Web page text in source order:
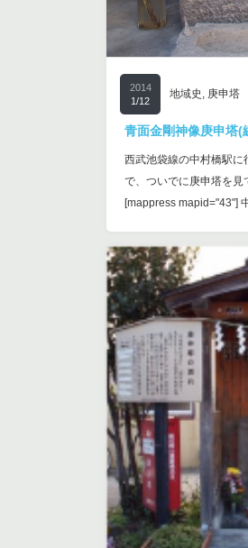
2014
1/12
地域史 , 庚申塔
青面金剛神像庚申塔(
西武池袋線の中村橋駅に
で、ついでに庚申塔を見
[mappress mapid="43"]